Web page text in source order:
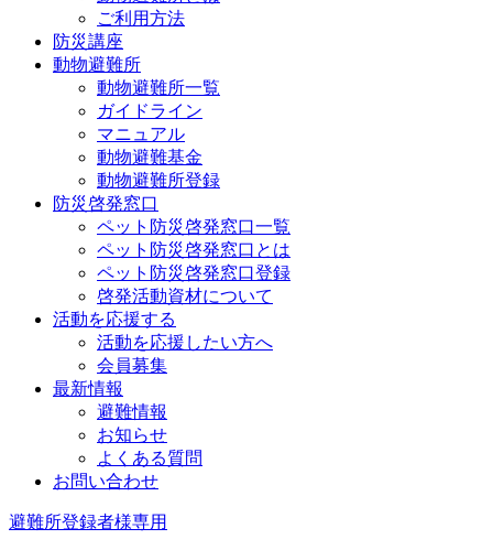
ご利用方法
防災講座
動物避難所
動物避難所一覧
ガイドライン
マニュアル
動物避難基金
動物避難所登録
防災啓発窓口
ペット防災啓発窓口一覧
ペット防災啓発窓口とは
ペット防災啓発窓口登録
啓発活動資材について
活動を応援する
活動を応援したい方へ
会員募集
最新情報
避難情報
お知らせ
よくある質問
お問い合わせ
避難所登録者様専用